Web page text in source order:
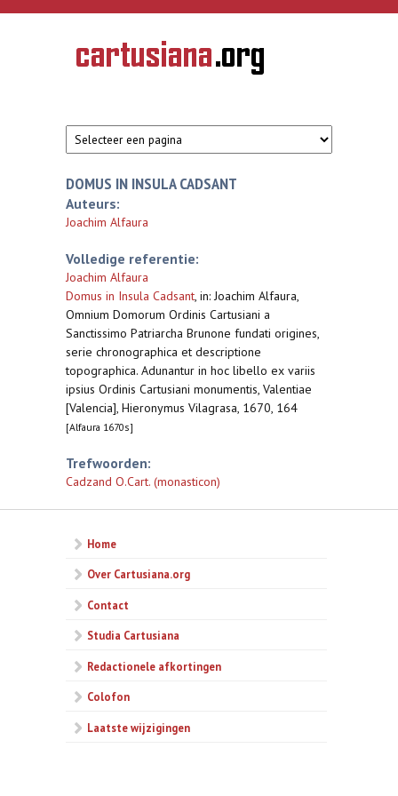
Overslaan en naar de inhoud gaan
CARTUSIANA
Geschiedenis
van de
DOMUS IN INSULA CADSANT
Auteurs:
Joachim Alfaura
Volledige referentie:
Joachim Alfaura
Domus in Insula Cadsant, in: Joachim Alfaura,
Omnium Domorum Ordinis Cartusiani a
Sanctissimo Patriarcha Brunone fundati origines,
serie chronographica et descriptione
topographica. Adunantur in hoc libello ex variis
ipsius Ordinis Cartusiani monumentis, Valentiae
[Valencia], Hieronymus Vilagrasa, 1670, 164
[Alfaura 1670s]
Trefwoorden:
Cadzand O.Cart. (monasticon)
Home
Over Cartusiana.org
Contact
Studia Cartusiana
Redactionele afkortingen
Colofon
Laatste wijzigingen